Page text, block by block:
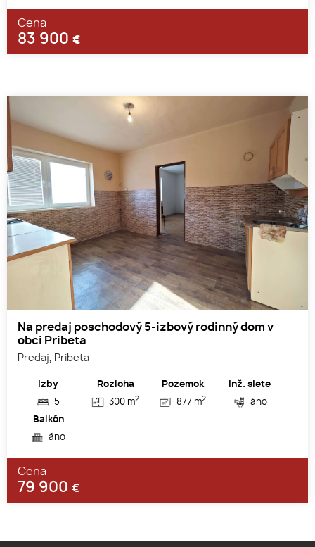
Cena
83 900 €
Na predaj poschodový 5-izbový rodinný dom v
obci Pribeta
Predaj, Pribeta
Izby
5
Rozloha
300 m2
Pozemok
877 m2
Inž. siete
áno
Balkón
áno
Cena
79 900 €